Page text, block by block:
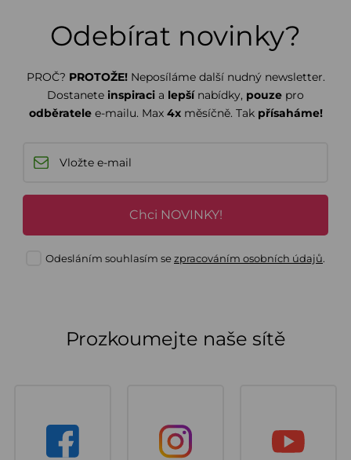
Odebírat novinky?
PROČ? PROTOŽE! Neposíláme další nudný newsletter.
Dostanete inspiraci a lepšínabídky, pouze pro
odběratelee-mailu. Max 4xměsíčně. Tak přísaháme!
Chci NOVINKY!
Odesláním souhlasím sezpracováním osobních údajů.
Prozkoumejte naše sítě